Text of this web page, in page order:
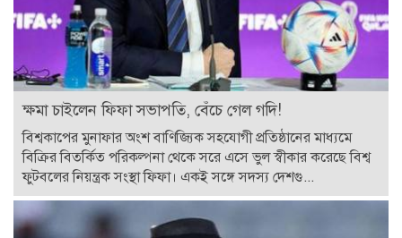
ক্ষমা চাইলেন ফিফা সভাপতি, বেঁচে গেল গদি!
বিশ্বকাপের মুনাফার অংশ বাণিজ্যিক সহযোগী প্রতিষ্ঠানের মাধ্যমে
বিক্রির বিতর্কিত পরিকল্পনা থেকে সরে এসে ভুল স্বীকার করেছে বিশ্ব
ফুটবলের নিয়ন্ত্রক সংস্থা ফিফা। একই সঙ্গে সদস্য দেশগু...